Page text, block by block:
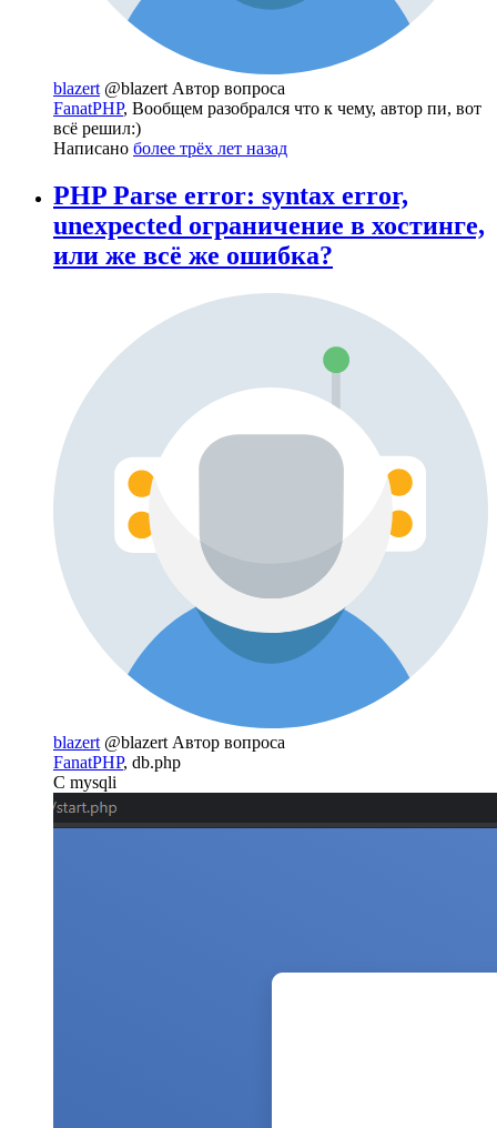
blazert @blazert Автор вопроса
FanatPHP, Вообщем разобрался что к чему, автор пи, вот
всё решил:)
Написано более трёх лет назад
PHP Parse error: syntax error,
unexpected ограничение в хостинге,
или же всё же ошибка?
blazert @blazert Автор вопроса
FanatPHP, db.php
С mysqli